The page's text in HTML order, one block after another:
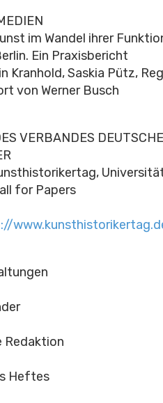
im Wandel ihrer
Ein Praxisbericht
Kranhold, Saskia Pütz,
von Werner Busch
VERBANDES
for Papers
Redaktion
Heftes